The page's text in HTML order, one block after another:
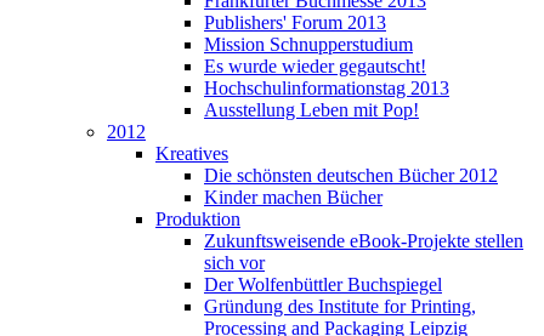
Publishers' Forum 2013
Mission Schnupperstudium
Es wurde wieder gegautscht!
Hochschulinformationstag 2013
Ausstellung Leben mit Pop!
2012
Kreatives
Die schönsten deutschen Bücher 2012
Kinder machen Bücher
Produktion
Zukunftsweisende eBook-Projekte stellen
sich vor
Der Wolfenbüttler Buchspiegel
Gründung des Institute for Printing,
Processing and Packaging Leipzig